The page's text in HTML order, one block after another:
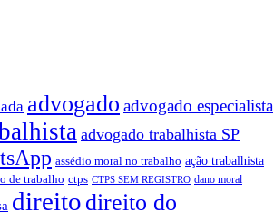
advogado advogado especialista
advogado trabalhista SP
assédio moral no trabalho ação trabalhista
de trabalho ctps CTPS SEM REGISTRO dano moral
direito direito do